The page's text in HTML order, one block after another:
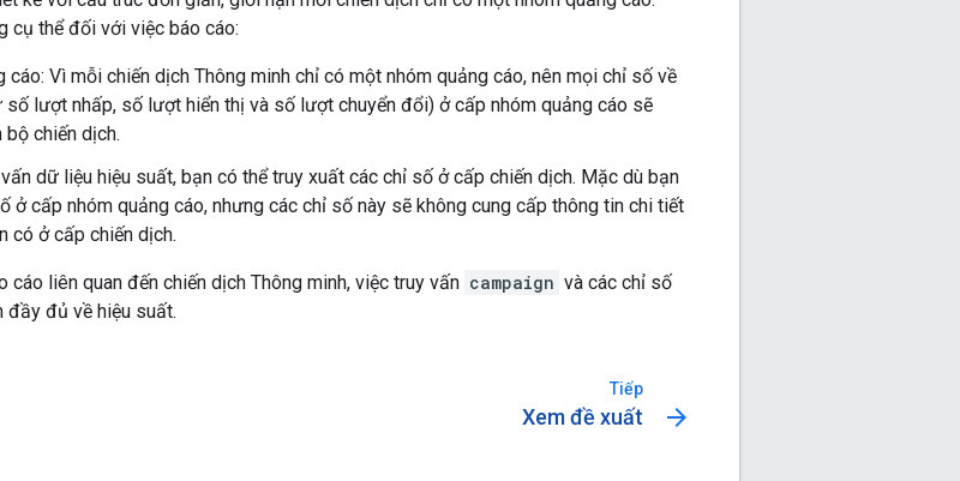
cụ thể đối với việc báo cáo:
cáo: Vì mỗi chiến dịch Thông minh chỉ có một nhóm quảng cáo, nên mọi chỉ số về
số lượt nhấp, số lượt hiển thị và số lượt chuyển đổi) ở cấp nhóm quảng cáo sẽ
chiến dịch.
dữ liệu hiệu suất, bạn có thể truy xuất các chỉ số ở cấp chiến dịch. Mặc dù bạn
ở cấp nhóm quảng cáo, nhưng các chỉ số này sẽ không cung cấp thông tin chi tiết
có ở cấp chiến dịch.
cáo liên quan đến chiến dịch Thông minh, việc truy vấn campaign và các chỉ số
đầy đủ về hiệu suất.
Tiếp
Xem đề xuất arrow_forward